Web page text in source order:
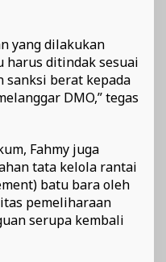
yang dilakukan
harus ditindak sesuai
berat kepada
DMO,” tegas
Fahmy juga
tata kelola rantai
batu bara oleh
pemeliharaan
serupa kembali